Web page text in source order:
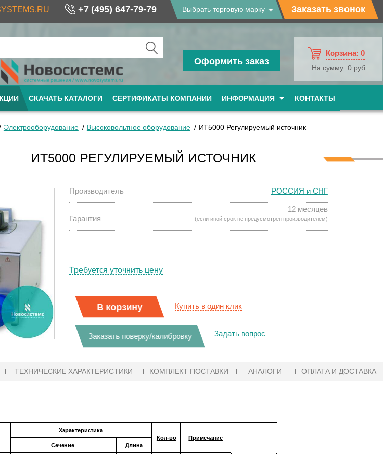
+7 (495) 647-79-79 Выбрать торговую марку Заказать звонок
Оформить заказ
Корзина: 0
На сумму: 0 руб.
СКАЧАТЬ КАТАЛОГИ СЕРТИФИКАТЫ КОМПАНИИ ИНФОРМАЦИЯ КОНТАКТЫ
KEYSIGHT
В НАЛИЧИИ! ZVH8, АНАЛИЗАТОР
Электрооборудование Высоковольтное оборудование ИТ5000 Регулируемый источник
ИТ5000 РЕГУЛИРУЕМЫЙ ИСТОЧНИК
Производитель РОССИЯ и СНГ
Гарантия
12 месяцев
(если иной срок не предусмотрен производителем)
Требуется уточнить цену
В корзину Купить в один клик
Заказать поверку/калибровку Задать вопрос
ТЕХНИЧЕСКИЕ ХАРАКТЕРИСТИКИ КОМПЛЕКТ ПОСТАВКИ АНАЛОГИ ОПЛАТА И ДОСТАВКА
Характеристика
Кол-во
Примечание
Сечение
Длина